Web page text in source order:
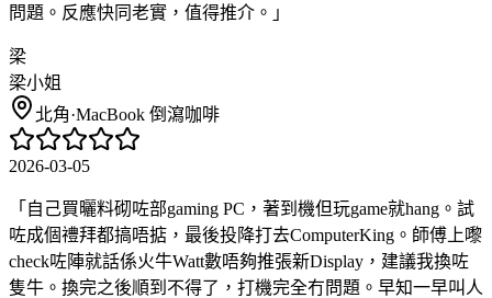
問題。反應快同老實，值得推介。 」
梁
梁小姐
北角·MacBook 倒瀉咖啡
2026-03-05
「 自己買曬料砌咗部gaming PC，著到機但玩game就hang。試
咗成個禮拜都搞唔掂，最後投降打去ComputerKing。師傅上嚟
check咗陣就話係火牛Watt數唔夠推張新Display，建議我換咗
隻牛。換完之後順到不得了，打機完全冇問題。早知一早叫人